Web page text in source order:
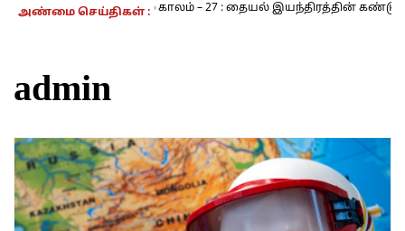
அண்மை செய்திகள் :
நாம் வாழும் காலம் – 27 : தையல் இயந்திரத்தின் கண்டுபிடிப்பாளர்
admin